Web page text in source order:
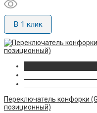
В 1 клик
Переключатель конфорки
позиционный)